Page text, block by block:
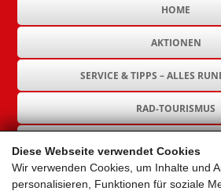
Diese Webseite verwendet Cookies
Wir verwenden Cookies, um Inhalte und
personalisieren, Funktionen für soziale
HOME
AKTIONEN
SERVICE & TIPPS – ALLES
RAD-TOURISMUS
GEMEINDEN